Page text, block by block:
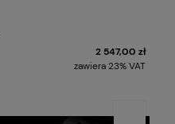
2 547,00 zł
zawiera 23% VAT